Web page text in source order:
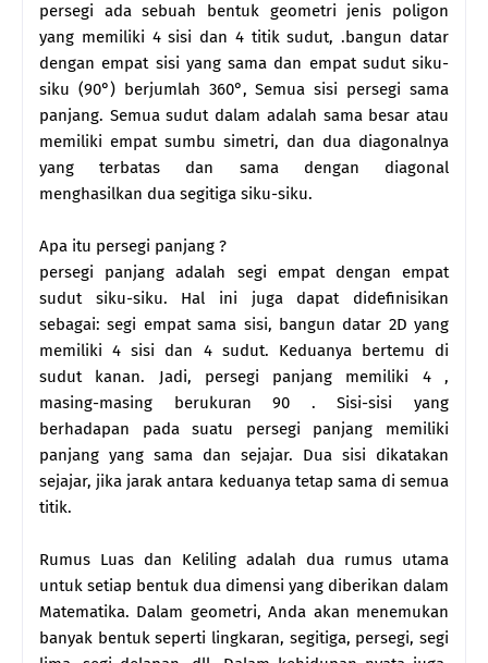
persegi ada sebuah bentuk geometri jenis poligon
yang memiliki 4 sisi dan 4 titik sudut, .bangun datar
dengan empat sisi yang sama dan empat sudut siku-
siku (90°) berjumlah 360°, Semua sisi persegi sama
panjang. Semua sudut dalam adalah sama besar atau
memiliki empat sumbu simetri, dan dua diagonalnya
yang terbatas dan sama dengan diagonal
menghasilkan dua segitiga siku-siku.
Apa itu persegi panjang ?
persegi panjang adalah segi empat dengan empat
sudut siku-siku. Hal ini juga dapat didefinisikan
sebagai: segi empat sama sisi, bangun datar 2D yang
memiliki 4 sisi dan 4 sudut. Keduanya bertemu di
sudut kanan. Jadi, persegi panjang memiliki 4 ,
masing-masing berukuran 90 . Sisi-sisi yang
berhadapan pada suatu persegi panjang memiliki
panjang yang sama dan sejajar. Dua sisi dikatakan
sejajar, jika jarak antara keduanya tetap sama di semua
titik.
Rumus Luas dan Keliling adalah dua rumus utama
untuk setiap bentuk dua dimensi yang diberikan dalam
Matematika. Dalam geometri, Anda akan menemukan
banyak bentuk seperti lingkaran, segitiga, persegi, segi